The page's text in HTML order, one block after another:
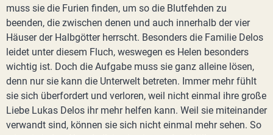
muss sie die Furien finden, um so die Blutfehden zu
beenden, die zwischen denen und auch innerhalb der vier
Häuser der Halbgötter herrscht. Besonders die Familie Delos
leidet unter diesem Fluch, weswegen es Helen besonders
wichtig ist. Doch die Aufgabe muss sie ganz alleine lösen,
denn nur sie kann die Unterwelt betreten. Immer mehr fühlt
sie sich überfordert und verloren, weil nicht einmal ihre große
Liebe Lukas Delos ihr mehr helfen kann. Weil sie miteinander
verwandt sind, können sie sich nicht einmal mehr sehen. So